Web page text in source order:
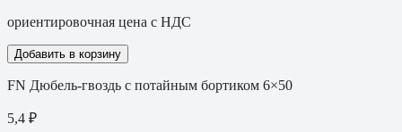
ориентировочная цена с НДС
Добавить в корзину
FN Дюбель-гвоздь с потайным бортиком 6×50
5,4 ₽